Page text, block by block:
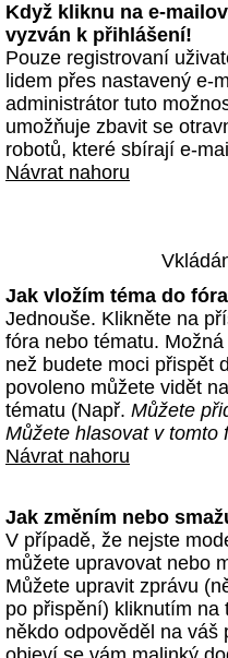
Když kliknu na e-
vyzván k přihlášení!
Pouze registrovaní
lidem přes nastavený e-
administrátor tuto
umožňuje zbavit se
robotů, které sbírají e-
Návrat nahoru
Jak vložím téma do
Jednouše. Klikněte na
fóra nebo tématu.
než budete moci přispět
povoleno můžete vidět
tématu (Např. Můžete
Můžete hlasovat v tomto
Návrat nahoru
Jak změním nebo
V případě, že nejste
můžete upravovat nebo
Můžete upravit zprávu
po přispění) kliknutím na
někdo odpověděl na váš